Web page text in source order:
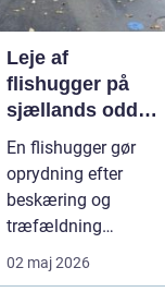
Leje af
flishugger på
sjællands odde
sådan får du
mest ud af
arbejdet
En flishugger gør
oprydning efter
beskæring og
træfældning
markant lettere. I
stedet for at bruge
02 maj 2026